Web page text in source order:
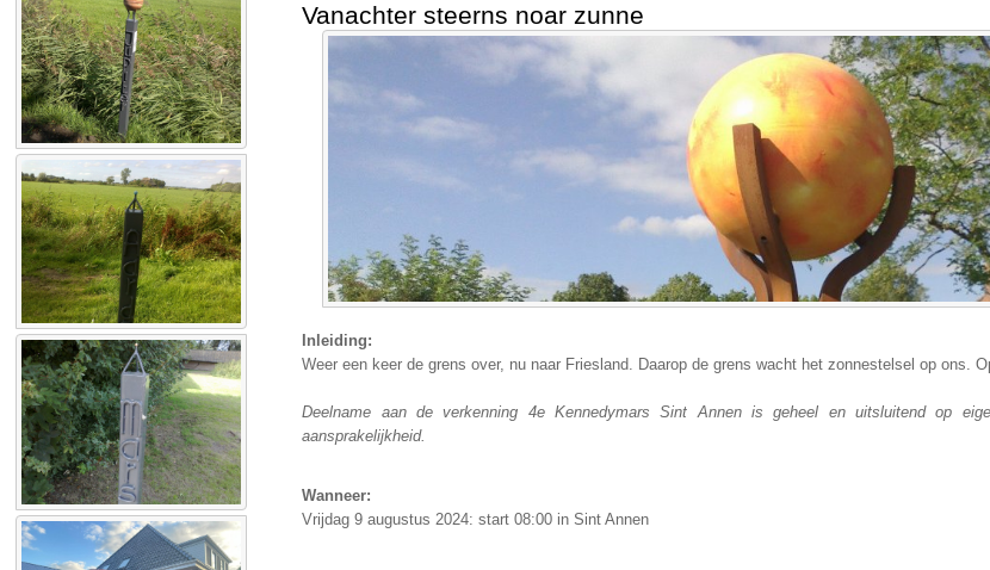
Vanachter steerns noar zunne
Inleiding:
Weer een keer de grens over, nu naar Friesland. Daarop de grens wacht het zonnestelsel op ons.
Deelname aan de verkenning 4e Kennedymars Sint Annen is geheel en uitsluitend op
aansprakelijkheid.
Wanneer:
Vrijdag 9 augustus 2024: start 08:00 in Sint Annen